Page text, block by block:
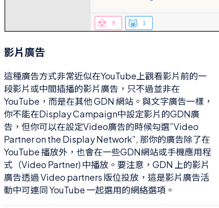
影片廣告
這種廣告方式非常近似在YouTube上觀看影片前的一
段影片或中間插播的影片廣告，只不過並非在
YouTube，而是在其他 GDN 網站。與文字廣告一樣，
你不能在Display Campaign中設定影片的GDN廣
告，但你可以在設定Video廣告的時候勾選”Video
Partner on the Display Network”, 那你的廣告除了在
YouTube 播放外，也會在一些GDN網站或手機應用程
式（Video Partner) 中播放。要注意，GDN 上的影片
廣告透過 Video partners 版位投放，這是影片廣告活
動中可連同 YouTube 一起選用的網絡選項。